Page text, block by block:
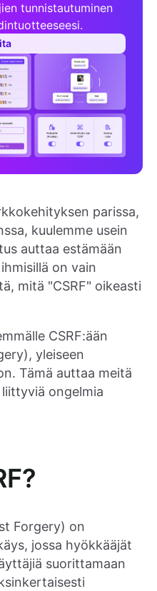
tunnistautuminen
parissa,
kuulemme usein
auttaa estämään
on vain
mitä "CSRF" oikeasti
CSRF:ään
yleiseen
Tämä auttaa meitä
ongelmia
Forgery) on
jossa hyökkääjät
suorittamaan